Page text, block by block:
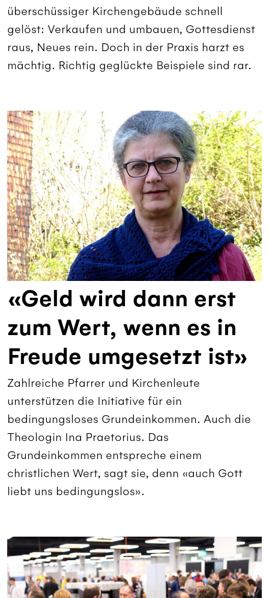
überschüssiger Kirchengebäude schnell
gelöst: Verkaufen und umbauen, Gottesdienst
raus, Neues rein. Doch in der Praxis harzt es
mächtig. Richtig geglückte Beispiele sind rar.
«Geld wird dann erst
zum Wert, wenn es in
Freude umgesetzt ist»
Zahlreiche Pfarrer und Kirchenleute
unterstützen die Initiative für ein
bedingungsloses Grundeinkommen. Auch die
Theologin Ina Praetorius. Das
Grundeinkommen entspreche einem
christlichen Wert, sagt sie, denn «auch Gott
liebt uns bedingungslos».